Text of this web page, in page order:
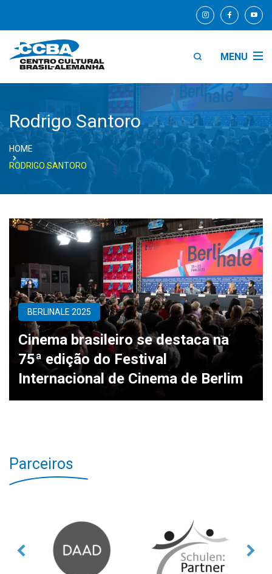
MENU
Rodrigo Santoro
HOME
RODRIGO SANTORO
BERLINALE 2025
Cinema brasileiro se destaca na
75ª edição do Festival
Internacional de Cinema de Berlim
Parceiros